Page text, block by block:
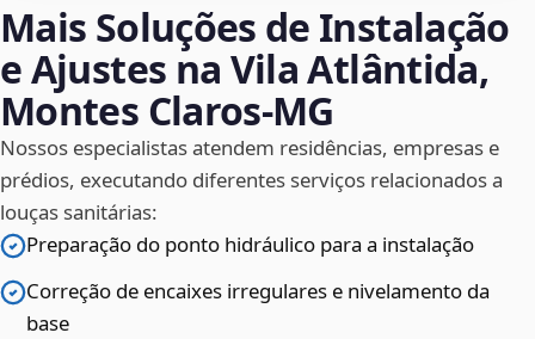
Mais Soluções de Instalação
e Ajustes na Vila Atlântida,
Montes Claros‑MG
Nossos especialistas atendem residências, empresas e
prédios, executando diferentes serviços relacionados a
louças sanitárias:
Preparação do ponto hidráulico para a instalação
Correção de encaixes irregulares e nivelamento da
base